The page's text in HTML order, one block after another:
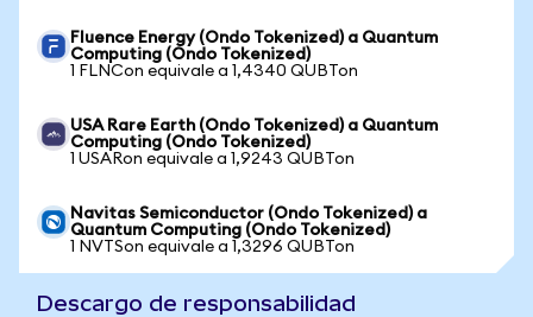
Fluence Energy (Ondo Tokenized) a Quantum
Computing (Ondo Tokenized)
1 FLNCon equivale a 1,4340 QUBTon
USA Rare Earth (Ondo Tokenized) a Quantum
Computing (Ondo Tokenized)
1 USARon equivale a 1,9243 QUBTon
Navitas Semiconductor (Ondo Tokenized) a
Quantum Computing (Ondo Tokenized)
1 NVTSon equivale a 1,3296 QUBTon
Descargo de responsabilidad